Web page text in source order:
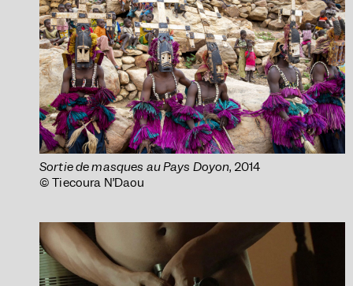
Sortie de masques au Pays Doyon, 2014
© Tiecoura N’Daou